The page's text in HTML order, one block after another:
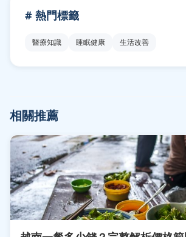
# 熱門標籤
醫療知識 睡眠健康 生活改善
相關推薦